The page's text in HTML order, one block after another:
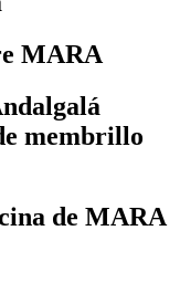
MARA
membrillo
de MARA